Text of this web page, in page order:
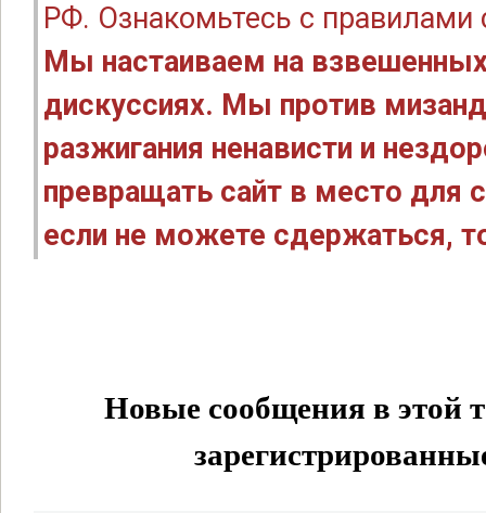
РФ. Ознакомьтесь с правилами
Мы настаиваем на
дискуссиях. Мы против
разжигания ненависти и
превращать сайт в место для
если не можете сдержаться,
Новые сообщения в этой